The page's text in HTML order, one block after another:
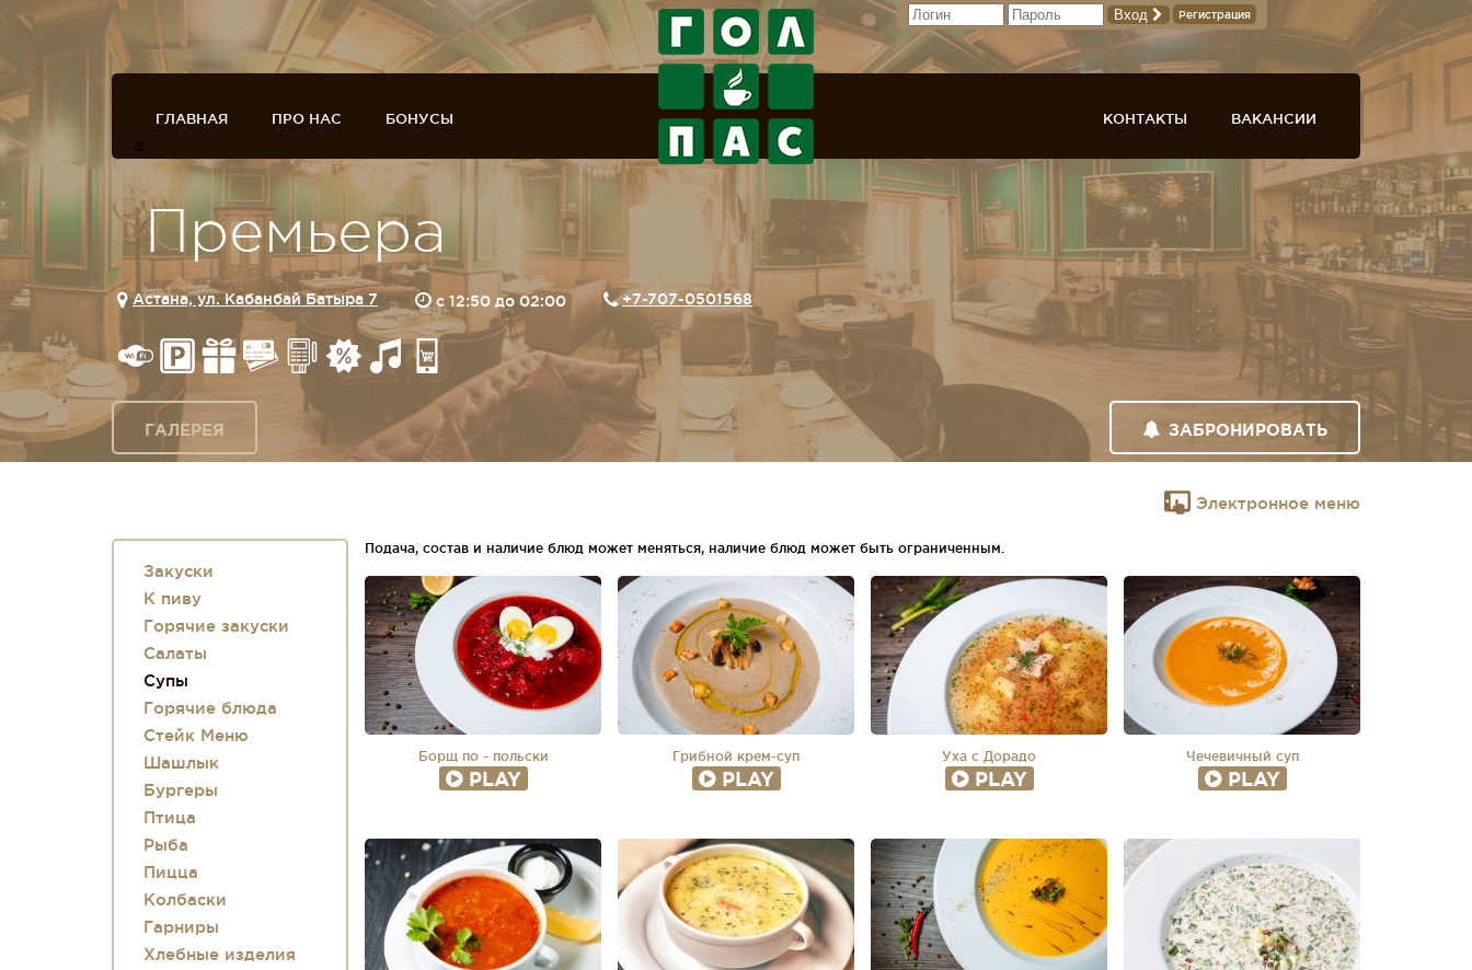
Вход Регистрация
ГЛАВНАЯ ПРО НАС БОНУСЫ ВАКАНСИИ
КОНТАКТЫ
Премьера
Астана, ул. Кабанбай Батыра 7 c 12:50 до 02:00 +7-707-0501568
ГАЛЕРЕЯ ЗАБРОНИРОВАТЬ
Электронное меню
Закуски
К пиву
Горячие закуски
Салаты
Супы
Горячие блюда
Стейк Меню
Шашлык
Бургеры
Птица
Рыба
Пицца
Колбаски
Гарниры
Хлебные изделия
Подача, состав и наличие блюд может меняться, наличие блюд может быть ограниченным.
Борщ по - польски
PLAY
Грибной крем-суп
PLAY
Уха с Дорадо
PLAY
Чечевичный суп
PLAY